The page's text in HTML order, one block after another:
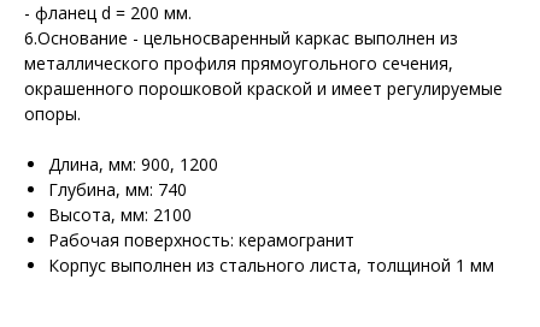
- фланец d = 200 мм.
6.Основание - цельносваренный каркас выполнен из
металлического профиля прямоугольного сечения,
окрашенного порошковой краской и имеет регулируемые
опоры.
Длина, мм: 900, 1200
Глубина, мм: 740
Высота, мм: 2100
Рабочая поверхность: керамогранит
Корпус выполнен из стального листа, толщиной 1 мм